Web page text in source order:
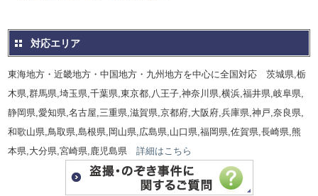
対応エリア
東海地方・近畿地方・中国地方・九州地方を中心に全国対応 茨城県,栃
木県,群馬県,埼玉県,千葉県,東京都,八王子,神奈川県,横浜,福井県,岐阜県,
静岡県,愛知県,名古屋,三重県,滋賀県,京都府,大阪府,兵庫県,神戸,奈良県,
和歌山県,鳥取県,島根県,岡山県,広島県,山口県,福岡県,佐賀県,長崎県,熊
本県,大分県,宮崎県,鹿児島県詳細はこちら